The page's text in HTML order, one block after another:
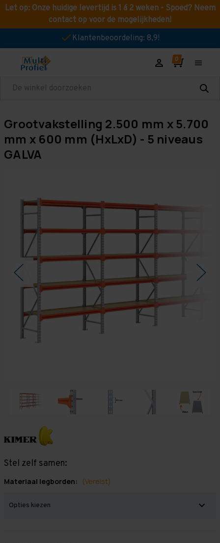
Let op: Onze huidige levertijd is 1 á 2 weken - Spoed? Neem
contact op voor de mogelijkheden!
Klantenbeoordeling: 8,9!
Zoeken
Grootvakstelling 2.500 mm x 5.700
mm x 600 mm (HxLxD) - 5 niveaus
GALVA
Stel zelf samen:
Materiaal legborden: (Vereist)